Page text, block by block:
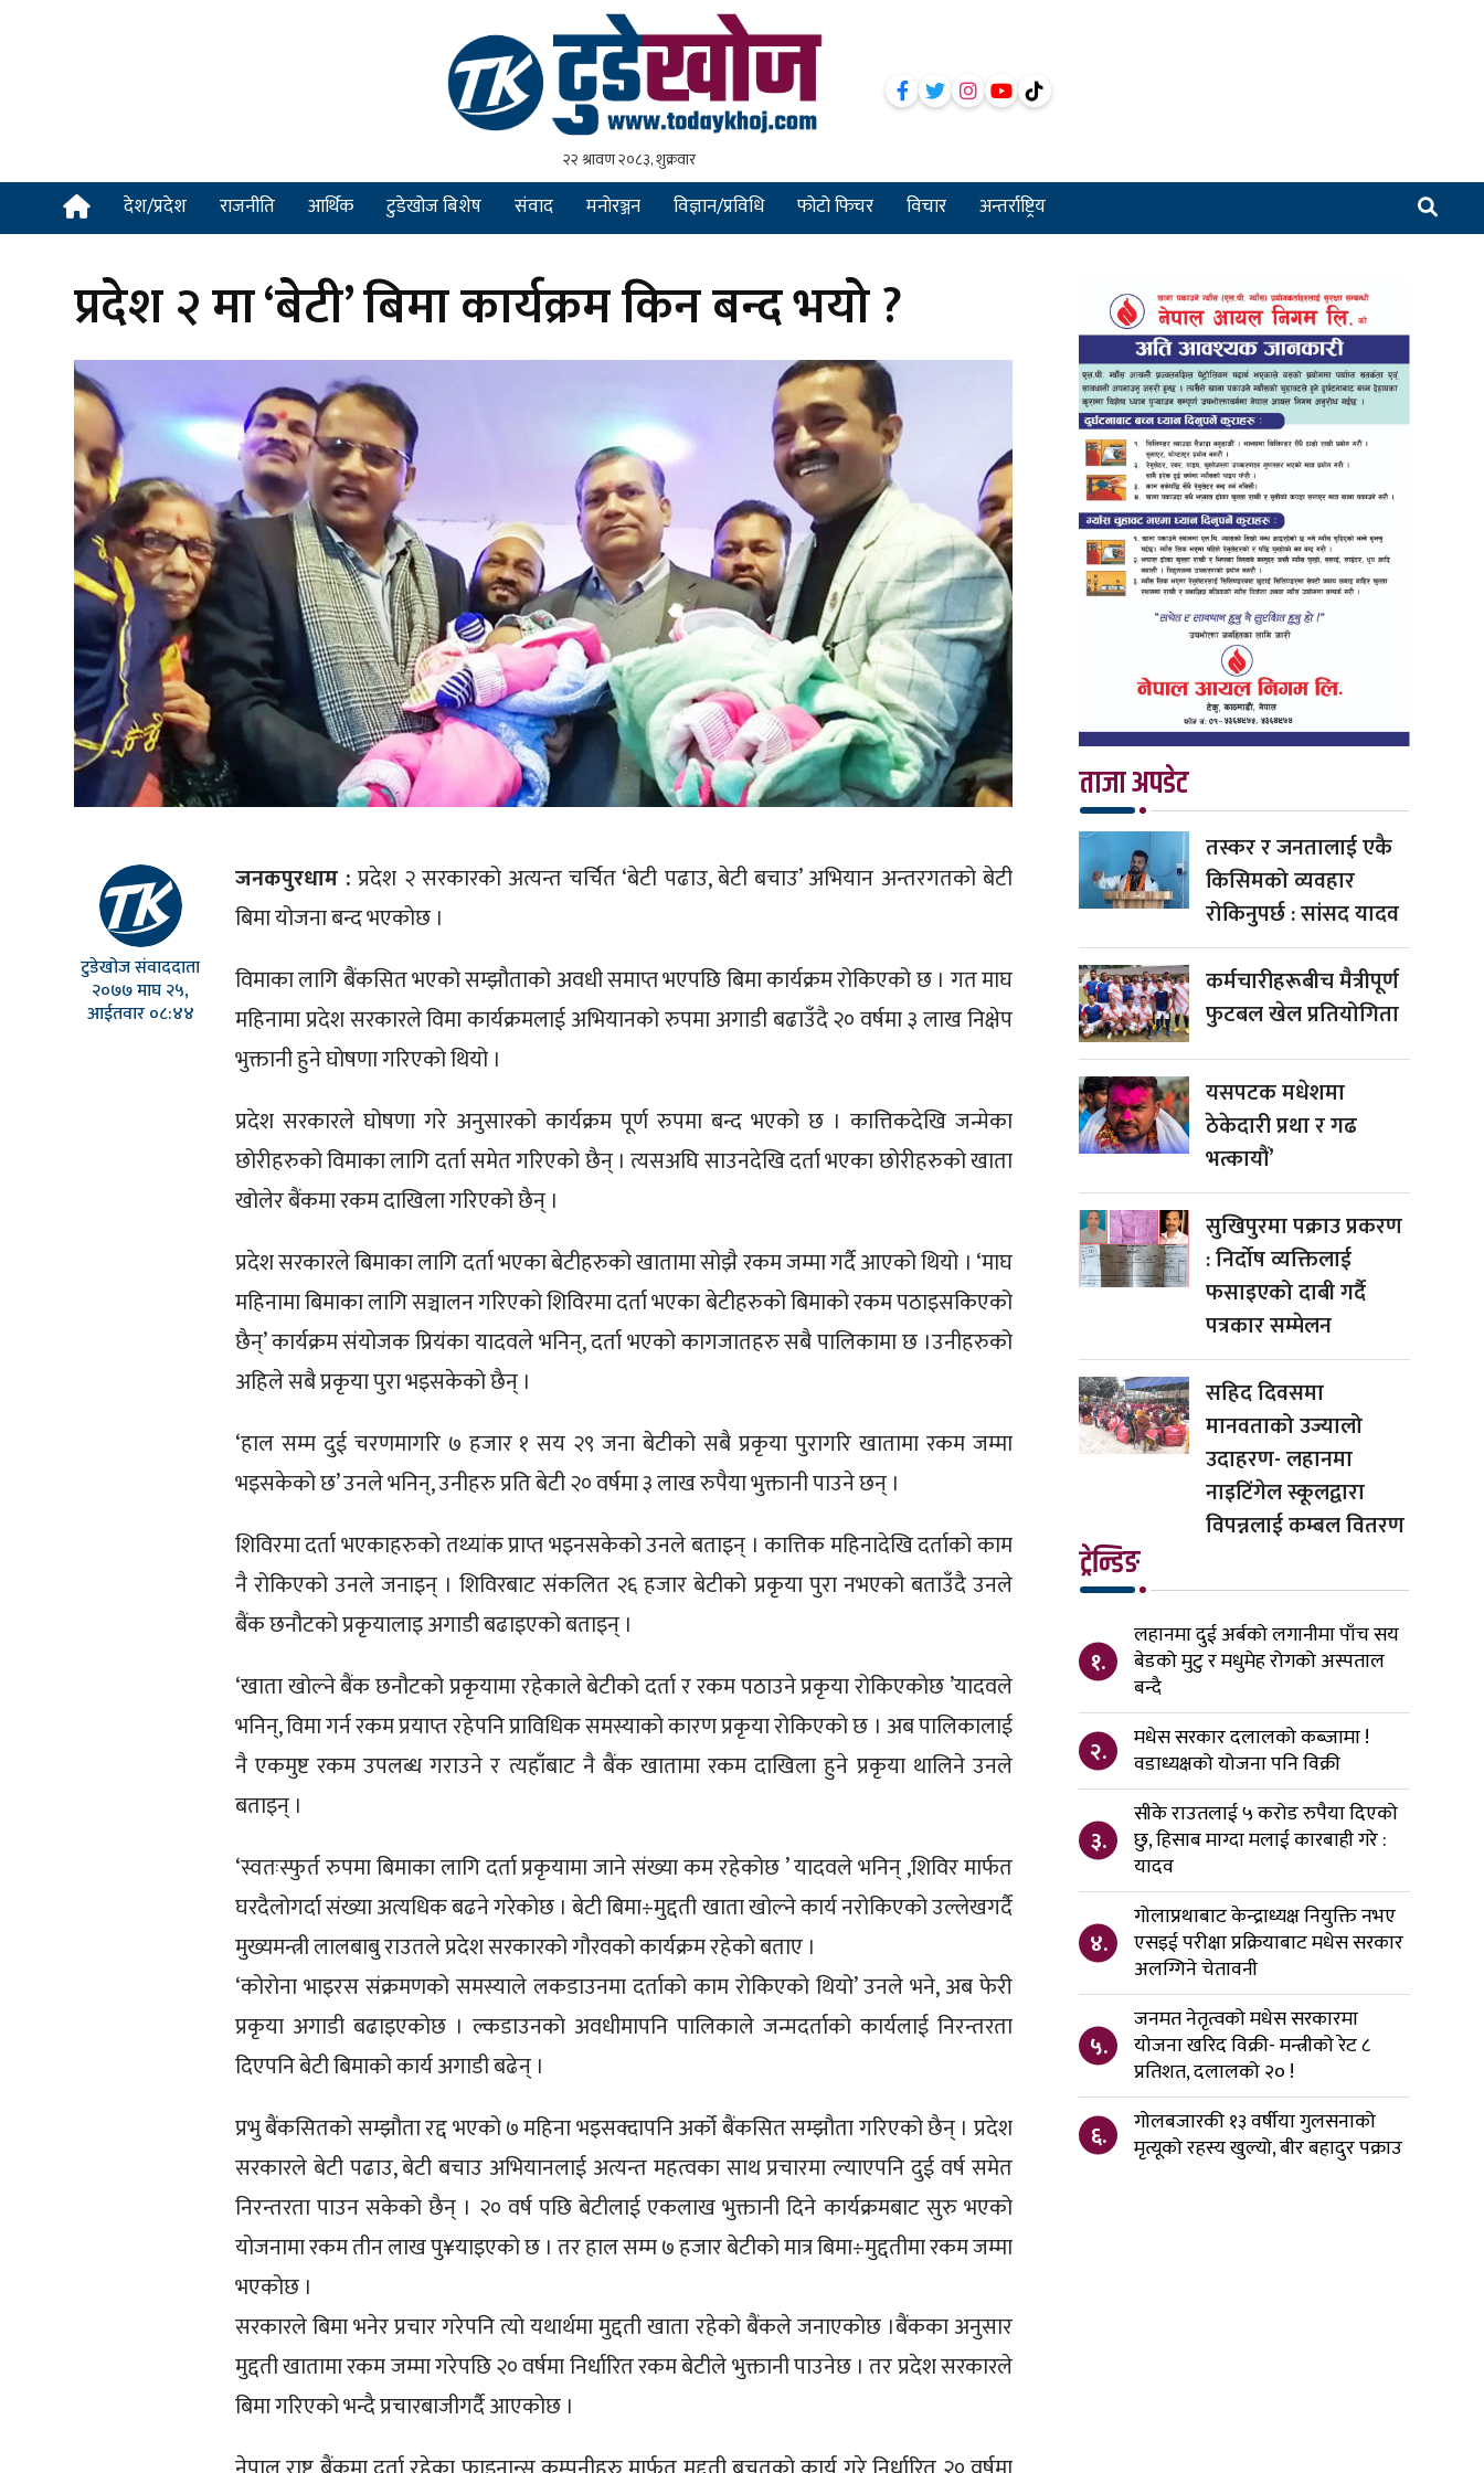
देश/प्रदेश राजनीति आर्थिक टुडेखोज बिशेष संवाद मनोरञ्जन विज्ञान/प्रविधि फोटो फिचर विचार अन्तर्राष्ट्रिय
प्रदेश २ मा ‘बेटी’ बिमा कार्यक्रम किन बन्द भयो ?
टुडेखोज संवाददाता
२०७७ माघ २५,
आईतवार ०८:४४
जनकपुरधाम : प्रदेश २ सरकारको अत्यन्त चर्चित ‘बेटी पढाउ, बेटी बचाउ’ अभियान अन्तरगतको बेटी
बिमा योजना बन्द भएकोछ ।
विमाका लागि बैंकसित भएको सम्झौताको अवधी समाप्त भएपछि बिमा कार्यक्रम रोकिएको छ । गत माघ
महिनामा प्रदेश सरकारले विमा कार्यक्रमलाई अभियानको रुपमा अगाडी बढाउँदै २० वर्षमा ३ लाख निक्षेप
भुक्तानी हुने घोषणा गरिएको थियो ।
प्रदेश सरकारले घोषणा गरे अनुसारको कार्यक्रम पूर्ण रुपमा बन्द भएको छ । कात्तिकदेखि जन्मेका
छोरीहरुको विमाका लागि दर्ता समेत गरिएको छैन् । त्यसअघि साउनदेखि दर्ता भएका छोरीहरुको खाता
खोलेर बैंकमा रकम दाखिला गरिएको छैन् ।
प्रदेश सरकारले बिमाका लागि दर्ता भएका बेटीहरुको खातामा सोझै रकम जम्मा गर्दै आएको थियो । ‘माघ
महिनामा बिमाका लागि सञ्चालन गरिएको शिविरमा दर्ता भएका बेटीहरुको बिमाको रकम पठाइसकिएको
छैन्’ कार्यक्रम संयोजक प्रियंका यादवले भनिन्, दर्ता भएको कागजातहरु सबै पालिकामा छ ।उनीहरुको
अहिले सबै प्रकृया पुरा भइसकेको छैन् ।
‘हाल सम्म दुई चरणमागरि ७ हजार १ सय २९ जना बेटीको सबै प्रकृया पुरागरि खातामा रकम जम्मा
भइसकेको छ’ उनले भनिन्, उनीहरु प्रति बेटी २० वर्षमा ३ लाख रुपैया भुक्तानी पाउने छन् ।
शिविरमा दर्ता भएकाहरुको तथ्यांक प्राप्त भइनसकेको उनले बताइन् । कात्तिक महिनादेखि दर्ताको काम
नै रोकिएको उनले जनाइन् । शिविरबाट संकलित २६ हजार बेटीको प्रकृया पुरा नभएको बताउँदै उनले
बैंक छनौटको प्रकृयालाइ अगाडी बढाइएको बताइन् ।
‘खाता खोल्ने बैंक छनौटको प्रकृयामा रहेकाले बेटीको दर्ता र रकम पठाउने प्रकृया रोकिएकोछ ’यादवले
भनिन्, विमा गर्न रकम प्रयाप्त रहेपनि प्राविधिक समस्याको कारण प्रकृया रोकिएको छ । अब पालिकालाई
नै एकमुष्ट रकम उपलब्ध गराउने र त्यहाँबाट नै बैंक खातामा रकम दाखिला हुने प्रकृया थालिने उनले
बताइन् ।
‘स्वतःस्फुर्त रुपमा बिमाका लागि दर्ता प्रकृयामा जाने संख्या कम रहेकोछ ’ यादवले भनिन् ,शिविर मार्फत
घरदैलोगर्दा संख्या अत्यधिक बढने गरेकोछ । बेटी बिमा÷मुद्दती खाता खोल्ने कार्य नरोकिएको उल्लेखगर्दै
मुख्यमन्त्री लालबाबु राउतले प्रदेश सरकारको गौरवको कार्यक्रम रहेको बताए ।
‘कोरोना भाइरस संक्रमणको समस्याले लकडाउनमा दर्ताको काम रोकिएको थियो’ उनले भने, अब फेरी
प्रकृया अगाडी बढाइएकोछ । ल्कडाउनको अवधीमापनि पालिकाले जन्मदर्ताको कार्यलाई निरन्तरता
दिएपनि बेटी बिमाको कार्य अगाडी बढेन् ।
प्रभु बैंकसितको सम्झौता रद्द भएको ७ महिना भइसक्दापनि अर्को बैंकसित सम्झौता गरिएको छैन् । प्रदेश
सरकारले बेटी पढाउ, बेटी बचाउ अभियानलाई अत्यन्त महत्वका साथ प्रचारमा ल्याएपनि दुई वर्ष समेत
निरन्तरता पाउन सकेको छैन् । २० वर्ष पछि बेटीलाई एकलाख भुक्तानी दिने कार्यक्रमबाट सुरु भएको
योजनामा रकम तीन लाख पु¥याइएको छ । तर हाल सम्म ७ हजार बेटीको मात्र बिमा÷मुद्दतीमा रकम जम्मा
भएकोछ ।
सरकारले बिमा भनेर प्रचार गरेपनि त्यो यथार्थमा मुद्दती खाता रहेको बैंकले जनाएकोछ ।बैंकका अनुसार
मुद्दती खातामा रकम जम्मा गरेपछि २० वर्षमा निर्धारित रकम बेटीले भुक्तानी पाउनेछ । तर प्रदेश सरकारले
बिमा गरिएको भन्दै प्रचारबाजीगर्दै आएकोछ ।
ताजा अपडेट
तस्कर र जनतालाई एकै
किसिमको व्यवहार
रोकिनुपर्छ : सांसद यादव
कर्मचारीहरूबीच मैत्रीपूर्ण
फुटबल खेल प्रतियोगिता
यसपटक मधेशमा
ठेकेदारी प्रथा र गढ
भत्कायौं’
सुखिपुरमा पक्राउ प्रकरण
: निर्दोष व्यक्तिलाई
फसाइएको दाबी गर्दै
पत्रकार सम्मेलन
सहिद दिवसमा
मानवताको उज्यालो
उदाहरण- लहानमा
नाइटिंगेल स्कूलद्वारा
विपन्नलाई कम्बल वितरण
ट्रेन्डिङ
१.
लहानमा दुई अर्बको लगानीमा पाँच सय
बेडको मुटु र मधुमेह रोगको अस्पताल
बन्दै
२.
मधेस सरकार दलालको कब्जामा !
वडाध्यक्षको योजना पनि विक्री
३.
सीके राउतलाई ५ करोड रुपैया दिएको
छु, हिसाब माग्दा मलाई कारबाही गरे :
यादव
४.
गोलाप्रथाबाट केन्द्राध्यक्ष नियुक्ति नभए
एसइई परीक्षा प्रक्रियाबाट मधेस सरकार
अलग्गिने चेतावनी
५.
जनमत नेतृत्वको मधेस सरकारमा
योजना खरिद विक्री- मन्त्रीको रेट ८
प्रतिशत, दलालको २० !
६.
गोलबजारकी १३ वर्षीया गुलसनाको
मृत्यूको रहस्य खुल्यो, बीर बहादुर पक्राउ